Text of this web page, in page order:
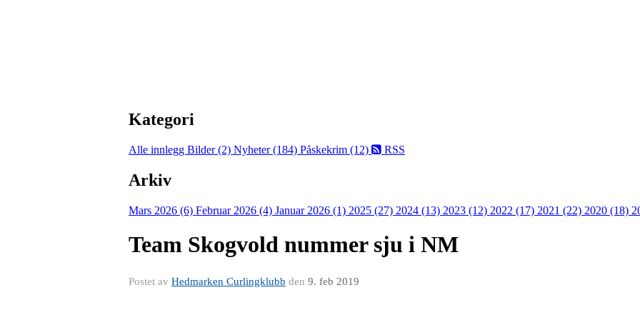
Kategori
Alle innlegg Bilder (2) Nyheter (184) Påskekrim (12) RSS
Arkiv
Mars 2026 (6) Februar 2026 (4) Januar 2026 (1) 2025 (27) 2024 (13) 2023 (12) 2022 (17) 2021 (22) 2020 (18)
Team Skogvold nummer sju i NM
Postet av Hedmarken Curlingklubb den 9. feb 2019